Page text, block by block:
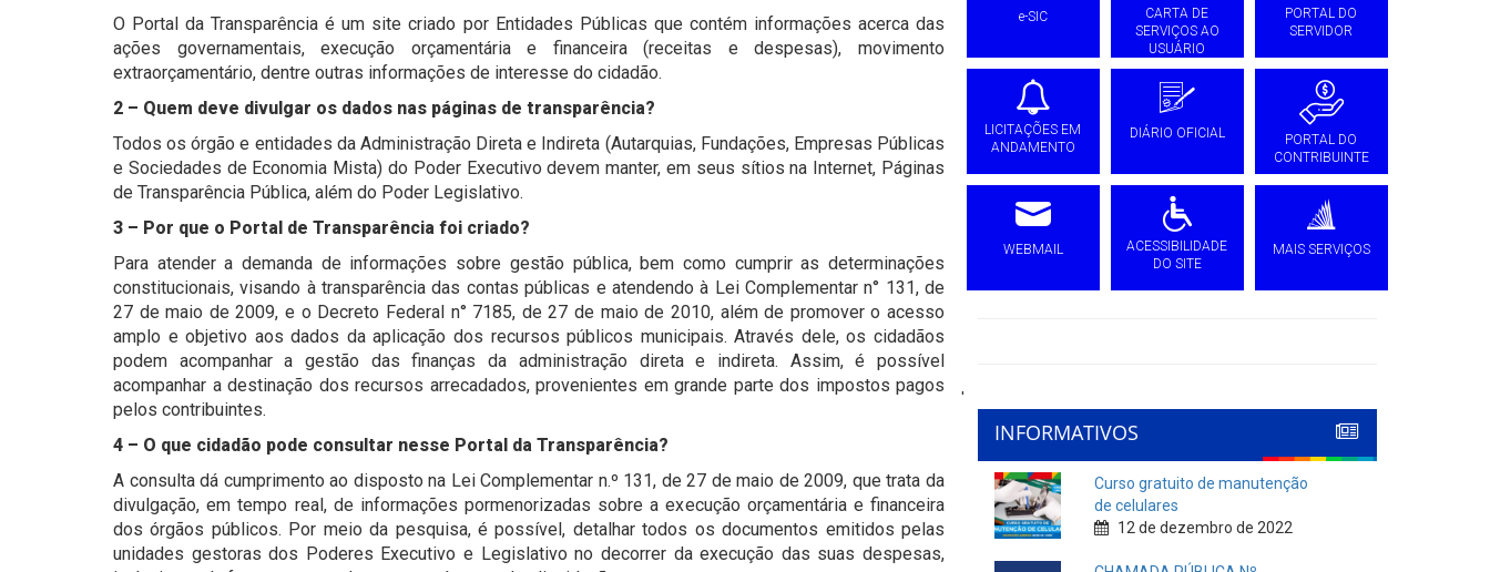
O Portal da Transparência é um site criado por Entidades Públicas que contém informações acerca das
ações governamentais, execução orçamentária e financeira (receitas e despesas), movimento
extraorçamentário, dentre outras informações de interesse do cidadão.
2 – Quem deve divulgar os dados nas páginas de transparência?
Todos os órgão e entidades da Administração Direta e Indireta (Autarquias, Fundações, Empresas Públicas
e Sociedades de Economia Mista) do Poder Executivo devem manter, em seus sítios na Internet, Páginas
de Transparência Pública, além do Poder Legislativo.
3 – Por que o Portal de Transparência foi criado?
Para atender a demanda de informações sobre gestão pública, bem como cumprir as determinações
constitucionais, visando à transparência das contas públicas e atendendo à Lei Complementar n° 131, de
27 de maio de 2009, e o Decreto Federal n° 7185, de 27 de maio de 2010, além de promover o acesso
amplo e objetivo aos dados da aplicação dos recursos públicos municipais. Através dele, os cidadãos
podem acompanhar a gestão das finanças da administração direta e indireta. Assim, é possível
acompanhar a destinação dos recursos arrecadados, provenientes em grande parte dos impostos pagos
pelos contribuintes.
4 – O que cidadão pode consultar nesse Portal da Transparência?
A consulta dá cumprimento ao disposto na Lei Complementar n.º 131, de 27 de maio de 2009, que trata da
divulgação, em tempo real, de informações pormenorizadas sobre a execução orçamentária e financeira
dos órgãos públicos. Por meio da pesquisa, é possível, detalhar todos os documentos emitidos pelas
unidades gestoras dos Poderes Executivo e Legislativo no decorrer da execução das suas despesas,
e-SIC
CARTA DE
SERVIÇOS AO
USUÁRIO
PORTAL DO
SERVIDOR
LICITAÇÕES EM
ANDAMENTO
DIÁRIO OFICIAL
PORTAL DO
CONTRIBUINTE
WEBMAIL
ACESSIBILIDADE
DO SITE
MAIS SERVIÇOS
'
INFORMATIVOS
Curso gratuito de manutenção
de celulares
12 de dezembro de 2022